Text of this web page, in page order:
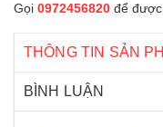
Gọi 0972456820 để
THÔNG TIN SẢN
BÌNH LUẬN